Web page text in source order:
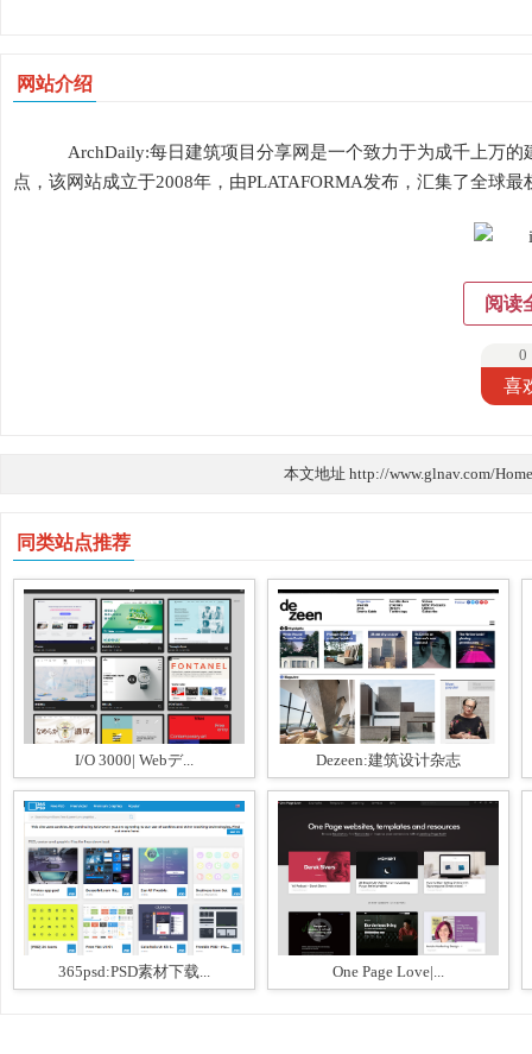
网站介绍
ArchDaily:每日建筑项目分享网是一个致力于为成千上万
点，该网站成立于2008年，由PLATAFORMA发布，汇集了全球
阅读
0
喜
本文地址 http://www.glnav.com/
同类站点推荐
I/O 3000| Webデ... Dezeen:建筑设计杂志
365psd:PSD素材下载... One Page Love|...